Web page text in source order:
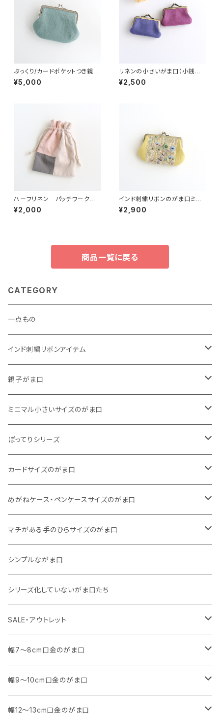
ぷっくり/カードポケットつき親子
がま口（お財布）緑青
¥5,000
リネンの小さいがま口（小銭入
れ・財布）紫陽花色
¥2,500
ハーフリネン パッチワークの
巾着ポーチ ピンク/グレー/ベ
ージュ
¥2,000
インド刺繍リボンのがま口ミニ
財布/ポーチ イエロー
¥2,900
商品一覧に戻る
CATEGORY
一点もの
インド刺繍リボンアイテム
がま口
巾着
親子がま口
・ ぷっくりタイプ
くったりコットンキャンバス
11号帆布
・ 四角いマチのたっぷりサイズ
くったりコットンキャンバス
11号帆布
・ 四角いマチのスリムコンパクトタイプ
くったりコットンキャンバス
11号帆布
・ マチなしスリムタイプ
くったりコットンキャンバス
リネン
ミニマル小さいサイズのがま口
・ くったりコットンキャンバス
・ リネン
・ 柄いろいろ
ぽってりシリーズ
・ がま口
・ 巾着ポーチ
カードサイズのがま口
・ くったりコットンキャンバス
・ 11号帆布
・ リネン
めがねケース・ペンケースサイズのがま口
・ くったりコットンキャンバス
・ 11号帆布
・ その他
マチがある手のひらサイズのがま口
・ 小さいサイズ
11号帆布
コットンキャンバス
・ 中くらいのサイズ
コットンキャンバス
シンプルながま口
シリーズ化していないがま口たち
SALE・アウトレット
SALE
アウトレット
幅7～8cm口金のがま口
・ 角型
マチなし
・ くし形・丸型
幅9～10cm口金のがま口
・ 角型
幅12～13cm口金のがま口